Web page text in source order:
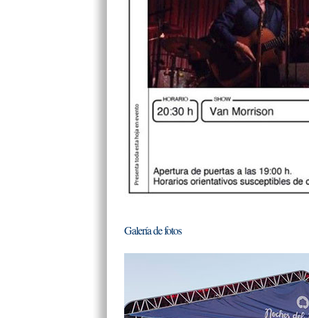
Galería de fotos